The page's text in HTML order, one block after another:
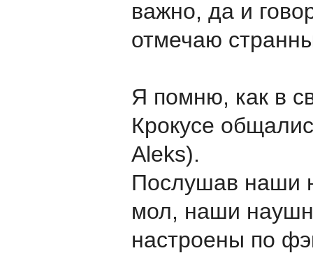
важно, да и
отмечаю
Я помню, как в
Крокусе
Aleks).
Послушав наши
мол, наши
настроены по